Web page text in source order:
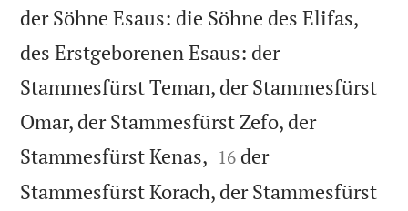
der Söhne Esaus: die Söhne des Elifas,
des Erstgeborenen Esaus: der
Stammesfürst Teman, der Stammesfürst
Omar, der Stammesfürst Zefo, der
Stammesfürst Kenas, 

16 der
Stammesfürst Korach, der Stammesfürst